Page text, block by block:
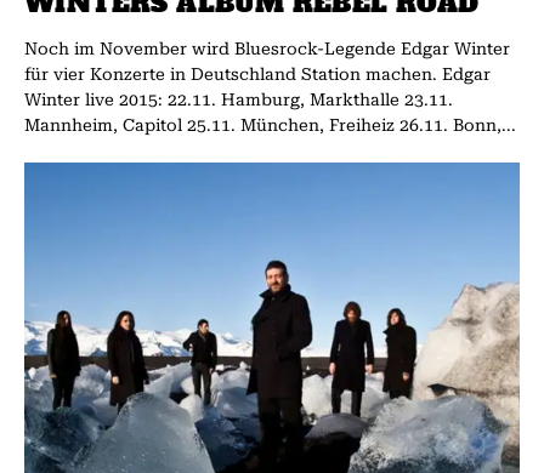
Noch im November wird Bluesrock-Legende Edgar Winter
für vier Konzerte in Deutschland Station machen. Edgar
Winter live 2015: 22.11. Hamburg, Markthalle 23.11.
Mannheim, Capitol 25.11. München, Freiheiz 26.11. Bonn,...